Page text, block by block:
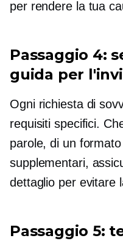
per rendere la tua
Passaggio 4:
guida per
Ogni richiesta di
requisiti specifici.
parole, di un
supplementari,
dettaglio per evitare
Passaggio 5: